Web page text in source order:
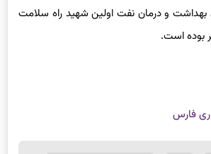
بهداشت و درمان نفت اولین شهید راه سلامت
بوده است.
فارس